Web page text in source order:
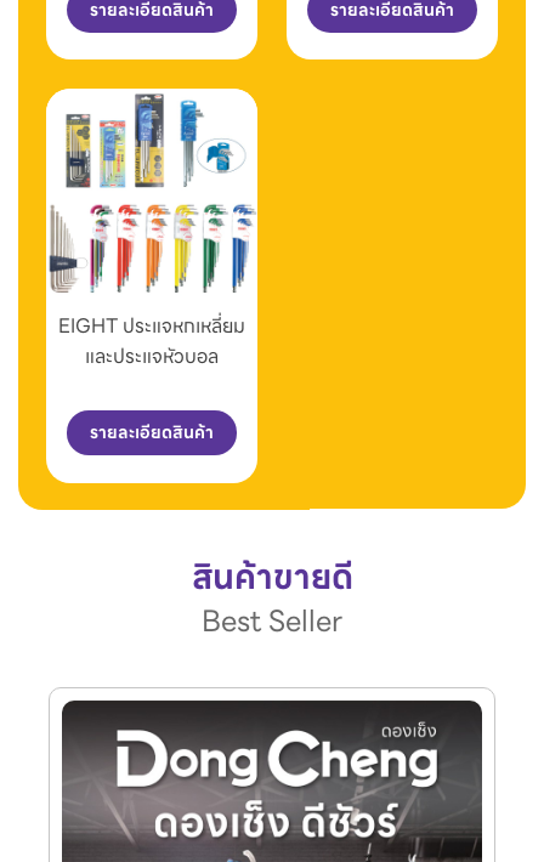
รายละเอียดสินค้า รายละเอียดสินค้า
EIGHT ประแจหกเหลี่ยม
และประแจหัวบอล
รายละเอียดสินค้า
สินค้าขายดี
Best Seller